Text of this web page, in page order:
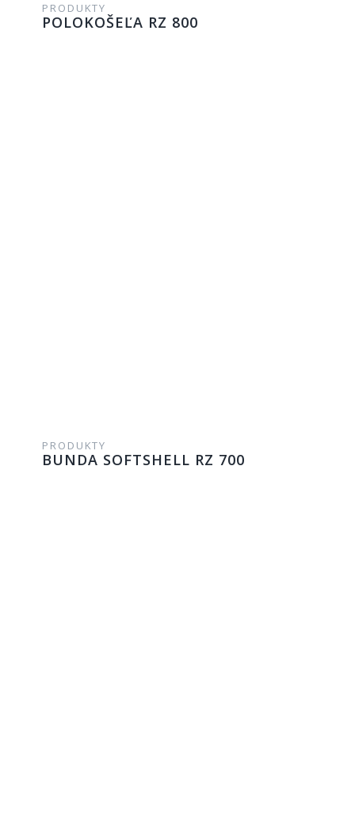
PRODUKTY
POLOKOŠEĽA RZ 800
PRODUKTY
BUNDA SOFTSHELL RZ 700